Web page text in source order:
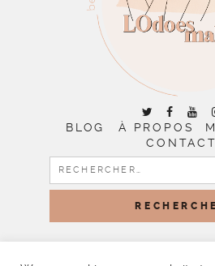
BLOG À PROPOS
CONTACT